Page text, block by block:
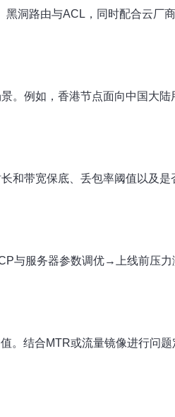
洞路由与ACL，同时配合云厂
。例如，香港节点面向中国大
和带宽保底、丢包率阈值以及
服务器参数调优→上线前压
。结合MTR或流量镜像进行问